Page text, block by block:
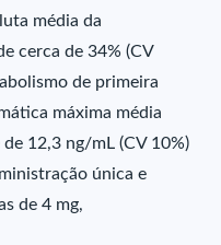
média da
cerca de 34% (CV
de primeira
máxima média
12,3 ng/mL (CV 10%)
única e
de 4 mg,